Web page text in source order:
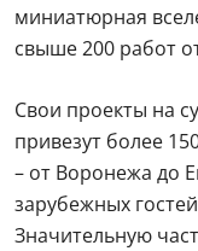
миниатюрная
свыше 200 работ
Свои проекты на
привезут более
– от Воронежа до
зарубежных
Значительную